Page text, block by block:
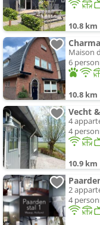
10.8 km
Maison
6
10.8 km
Vecht
4
4
10.9 km
2
4